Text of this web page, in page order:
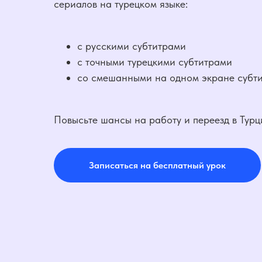
сериалов на турецком языке:
с русскими субтитрами
с точными турецкими субтитрами
со смешанными на одном экране
Повысьте шансы на работу и переезд в
Записаться на бесплатный урок